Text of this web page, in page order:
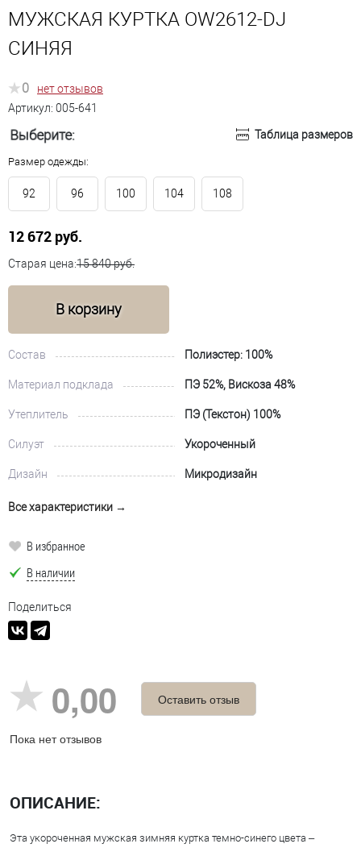
МУЖСКАЯ КУРТКА OW2612-DJ
СИНЯЯ
0
нет отзывов
Артикул: 005-641
Выберите: Таблица размеров
Размер одежды:
92 96 100 104 108
12 672 руб.
Старая цена:15 840 руб.
В корзину
Состав Полиэстер: 100%
Материал подклада ПЭ 52%, Вискоза 48%
Утеплитель ПЭ (Текстон) 100%
Силуэт Укороченный
Дизайн Микродизайн
Все характеристики →
В избранное
В наличии
Поделиться
0,00
Пока нет отзывов
Оставить отзыв
ОПИСАНИЕ:
Эта укороченная мужская зимняя куртка темно-синего цвета –